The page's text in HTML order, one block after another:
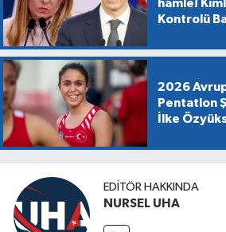
hamle!
Kontrolü
2026
Pentatlon
İlke
EDITÖR HAKKINDA
NURSEL UHA